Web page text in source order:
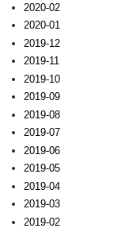
2020-02
2020-01
2019-12
2019-11
2019-10
2019-09
2019-08
2019-07
2019-06
2019-05
2019-04
2019-03
2019-02